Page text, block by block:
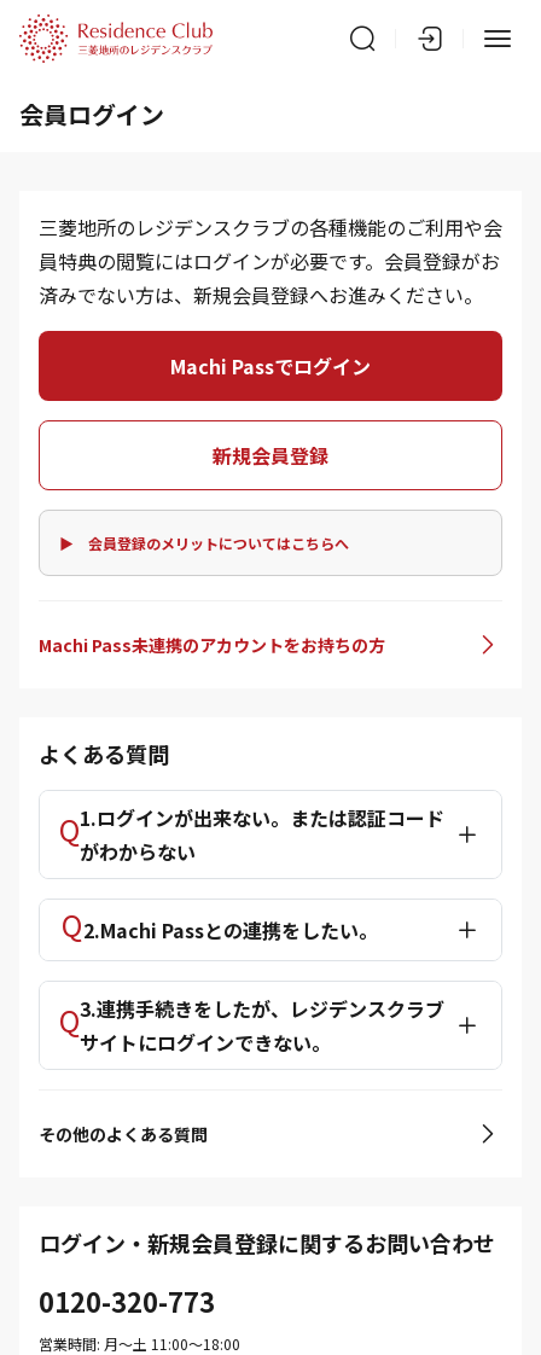
会員ログイン
三菱地所のレジデンスクラブの各種機能のご利用や会
員特典の閲覧にはログインが必要です。会員登録がお
済みでない方は、新規会員登録へお進みください。
Machi Passでログイン
新規会員登録
▶ 会員登録のメリットについてはこちらへ
Machi Pass未連携のアカウントをお持ちの方
よくある質問
1.ログインが出来ない。または認証コード
がわからない
2.Machi Passとの連携をしたい。
3.連携手続きをしたが、レジデンスクラブ
サイトにログインできない。
その他のよくある質問
ログイン・新規会員登録に関するお問い合わせ
0120-320-773
営業時間: 月〜土 11:00〜18:00